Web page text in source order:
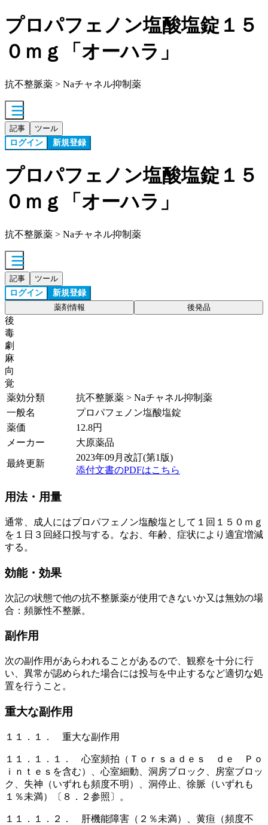
プロパフェノン塩酸塩錠１５
０ｍｇ「オーハラ」
抗不整脈薬 > Naチャネル抑制薬
記事 ツール
ログイン 新規登録
プロパフェノン塩酸塩錠１５
０ｍｇ「オーハラ」
抗不整脈薬 > Naチャネル抑制薬
記事 ツール
ログイン 新規登録
薬剤情報 後発品
後
毒
劇
麻
向
覚
薬効分類
抗不整脈薬 > Naチャネル抑制薬
一般名
プロパフェノン塩酸塩錠
薬価
12.8円
メーカー
大原薬品
最終更新
2023年09月改訂(第1版)
添付文書のPDFはこちら
用法・用量
通常、成人にはプロパフェノン塩酸塩として１回１５０ｍｇ
を１日３回経口投与する。なお、年齢、症状により適宜増減
する。
効能・効果
次記の状態で他の抗不整脈薬が使用できないか又は無効の場
合：頻脈性不整脈。
副作用
次の副作用があらわれることがあるので、観察を十分に行
い、異常が認められた場合には投与を中止するなど適切な処
置を行うこと。
重大な副作用
１１．１． 重大な副作用
１１．１．１． 心室頻拍（Ｔｏｒｓａｄｅｓ ｄｅ Ｐｏ
ｉｎｔｅｓを含む）、心室細動、洞房ブロック、房室ブロッ
ク、失神（いずれも頻度不明）、洞停止、徐脈（いずれも
１％未満）〔８．２参照〕。
１１．１．２． 肝機能障害（２％未満）、黄疸（頻度不